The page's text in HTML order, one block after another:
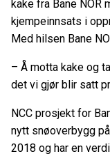
kake fra Bane NOR
kjempeinnsats i
Med hilsen Bane
– Å motta kake og
det vi gjør blir satt
NCC prosjekt for
nytt snøoverbygg
2018 og har en